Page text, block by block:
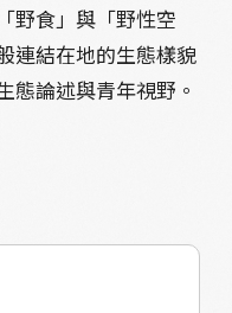
野食」與「野性空
連結在地的生態樣貌
態論述與青年視野。